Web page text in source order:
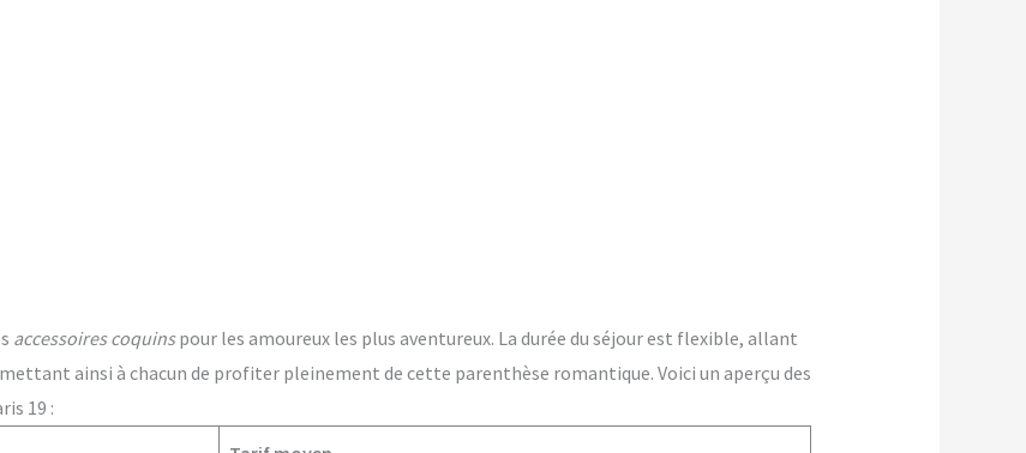
accessoires coquinspour les amoureux les plus aventureux. La durée du séjour est flexible, allant
ainsi à chacun de profiter pleinement de cette parenthèse romantique. Voici un aperçu des
19 :